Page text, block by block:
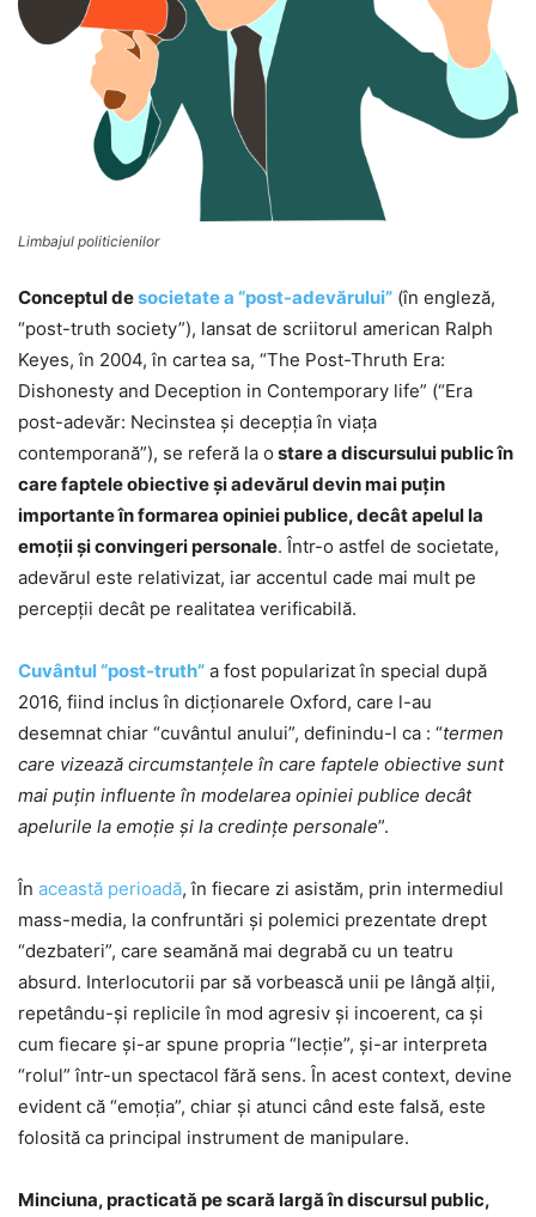
Limbajul politicienilor
Conceptul desocietate a “post-adevărului” (în engleză,
“post-truth society”), lansat de scriitorul american Ralph
Keyes, în 2004, în cartea sa, “The Post-Thruth Era:
Dishonesty and Deception in Contemporary life” (“Era
post-adevăr: Necinstea şi decepţia în viaţa
contemporană”), se referă la o stare a discursului public în
care faptele obiective și adevărul devin mai puțin
importante în formarea opiniei publice, decât apelul la
emoții și convingeri personale. Într-o astfel de societate,
adevărul este relativizat, iar accentul cade mai mult pe
percepții decât pe realitatea verificabilă.
Cuvântul “post-truth” a fost popularizat în special după
2016, fiind inclus în dicționarele Oxford, care l-au
desemnat chiar “cuvântul anului”, definindu-l ca : “termen
care vizează circumstanţele în care faptele obiective sunt
mai puțin influente în modelarea opiniei publice decât
apelurile la emoție și la credințe personale”.
În această perioadă, în fiecare zi asistăm, prin intermediul
mass-media, la confruntări și polemici prezentate drept
“dezbateri”, care seamănă mai degrabă cu un teatru
absurd. Interlocutorii par să vorbească unii pe lângă alții,
repetându-și replicile în mod agresiv și incoerent, ca și
cum fiecare și-ar spune propria “lecție”, şi-ar interpreta
“rolul” într-un spectacol fără sens. În acest context, devine
evident că “emoția”, chiar și atunci când este falsă, este
folosită ca principal instrument de manipulare.
Minciuna, practicată pe scară largă în discursul public,